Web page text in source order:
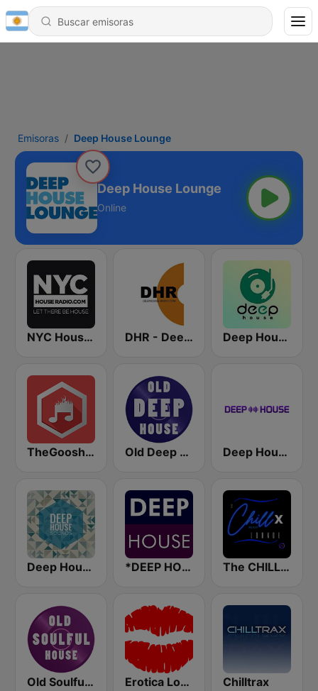
Emisoras Deep House Lounge
Deep House Lounge
Online
NYC House Radio DHR - Deep House Radio Deep House Radio
TheGoosh Radio - Deep House Old Deep House Music Deep House Radio
Deep House Sounds *DEEP HOUSE The CHILLx Lounge
Old Soulful House Music Erotica Lounge Chilltrax